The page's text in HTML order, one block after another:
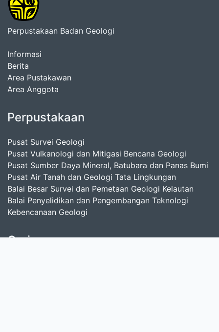
Perpustakaan Badan Geologi
Informasi
Berita
Area Pustakawan
Area Anggota
Perpustakaan
Pusat Survei Geologi
Pusat Vulkanologi dan Mitigasi Bencana Geologi
Pusat Sumber Daya Mineral, Batubara dan Panas Bumi
Pusat Air Tanah dan Geologi Tata Lingkungan
Balai Besar Survei dan Pemetaan Geologi Kelautan
Balai Penyelidikan dan Pengembangan Teknologi
Kebencanaan Geologi
Cari